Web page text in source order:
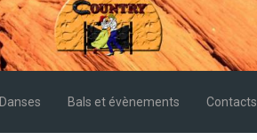
Danses Bals et évènements Contacts